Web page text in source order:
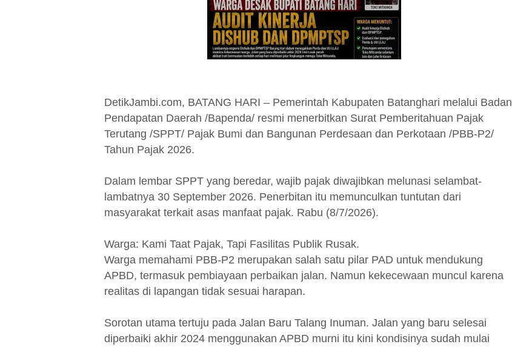
DetikJambi.com, BATANG HARI – Pemerintah Kabupaten Batanghari melalui Badan
Pendapatan Daerah /Bapenda/ resmi menerbitkan Surat Pemberitahuan Pajak
Terutang /SPPT/ Pajak Bumi dan Bangunan Perdesaan dan Perkotaan /PBB-P2/
Tahun Pajak 2026.
Dalam lembar SPPT yang beredar, wajib pajak diwajibkan melunasi selambat-
lambatnya 30 September 2026. Penerbitan itu memunculkan tuntutan dari
masyarakat terkait asas manfaat pajak. Rabu (8/7/2026).
Warga: Kami Taat Pajak, Tapi Fasilitas Publik Rusak.
Warga memahami PBB-P2 merupakan salah satu pilar PAD untuk mendukung
APBD, termasuk pembiayaan perbaikan jalan. Namun kekecewaan muncul karena
realitas di lapangan tidak sesuai harapan.
Sorotan utama tertuju pada Jalan Baru Talang Inuman. Jalan yang baru selesai
diperbaiki akhir 2024 menggunakan APBD murni itu kini kondisinya sudah mulai